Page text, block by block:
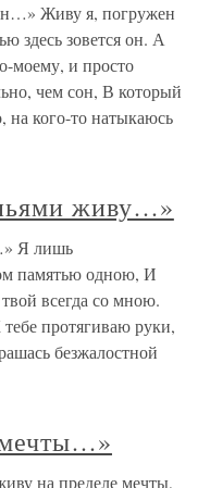
Живу я, погружен
здесь зовется он. А
моему, и просто
чем сон, В который
кого-то натыкаюсь
живу…»
Я лишь
памятью одною, И
всегда со мною.
протягиваю руки,
безжалостной
на пределе мечты,